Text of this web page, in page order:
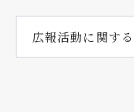
広報活動に関する